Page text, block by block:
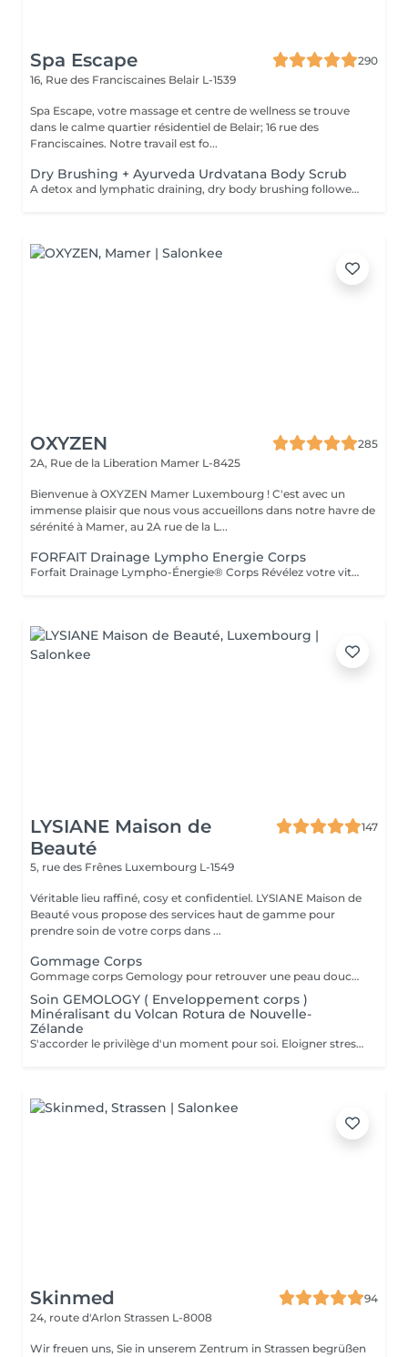
Spa Escape
290
16, Rue des Franciscaines Belair L-1539
Spa Escape, votre massage et centre de wellness se trouve
dans le calme quartier résidentiel de Belair; 16 rue des
Franciscaines. Notre travail est fo...
Dry Brushing + Ayurveda Urdvatana Body Scrub
A detox and lymphatic draining, dry body brushing followed by an Ayurveda- Urdvatana Body scrub. This is concluded by a luke-warm shower followed by a full body application of a organic, detox body oil to continue the elimination of toxins from your body.
OXYZEN
285
2A, Rue de la Liberation Mamer L-8425
Bienvenue à OXYZEN Mamer Luxembourg ! C'est avec un
immense plaisir que nous vous accueillons dans notre havre de
sérénité à Mamer, au 2A rue de la L...
FORFAIT Drainage Lympho Energie Corps
Forfait Drainage Lympho-Énergie® Corps Révélez votre vitalité Offrez à votre corps une véritable cure de bien-être grâce au Drainage Lympho-Énergie® Corps. Ce soin exclusif stimule l'énergie, détoxifie l'organisme, allège la silhouette et procure une sensation incomparable de légèreté et de vitalité. Forfait 5 Séances Régénération en douceur -5 séances de Drainage Lympho-Énergie® Corps. -Gestes doux et ciblés pour activer la circulation lymphatique. -Élimination progressive des toxines et réduction de la rétention d'eau. -Une expérience bien-être qui redonne confort et légèreté. Forfait 10 Séances Transformation en profondeur -10 séances de Drainage Lympho-Énergie® Corps. -Une cure complète pour renforcer le système lymphatique. -Affinement de la silhouette et élimination durable des impuretés. -Un voyage intérieur vers une vitalité retrouvée et un équilibre global. Ces forfaits sont adaptables à vos besoins et à votre rythme. Ils constituent également une formidable idée cadeau, idéale pour offrir bien-être, vitalité et légèreté à vos proches. Déconseillé aux femmes enceintes et en cas de contre-indication médicale (demander l'avis de votre médecin). Avertissement : Nos soins sont exclusivement dédiés au bien-être et à la relaxation. Ils ne remplacent pas un suivi médical et ne relèvent pas de la kinésithérapie.
LYSIANE Maison de
Beauté
147
5, rue des Frênes Luxembourg L-1549
Véritable lieu raffiné, cosy et confidentiel. LYSIANE Maison de
Beauté vous propose des services haut de gamme pour
prendre soin de votre corps dans ...
Gommage Corps
Gommage corps Gemology pour retrouver une peau douce et veloutée.
Soin GEMOLOGY ( Enveloppement corps )
Minéralisant du Volcan Rotura de Nouvelle-
Zélande
S'accorder le privilège d'un moment pour soi. Eloigner stress et fatigue. Profiter sans retenue des bienfaits énergisants d'un soin de remise en forme.
Skinmed
94
24, route d'Arlon Strassen L-8008
Wir freuen uns, Sie in unserem Zentrum in Strassen begrüßen